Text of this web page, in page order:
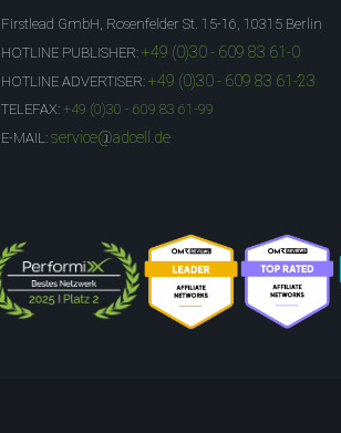
Firstlead GmbH, Rosenfelder St. 15-16, 10315 Berlin
HOTLINE PUBLISHER: +49 (0)30 - 609 83 61-0
HOTLINE ADVERTISER: +49 (0)30 - 609 83 61-23
TELEFAX: +49 (0)30 - 609 83 61-99
E-MAIL: service@adcell.de